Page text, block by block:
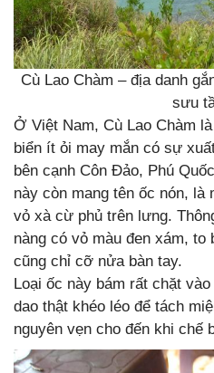
Cù Lao Chàm – địa danh
sưu
Ở Việt Nam, Cù Lao Chàm
biển ít ỏi may mắn có sự
bên cạnh Côn Đảo, Phú
này còn mang tên ốc nón, là
vỏ xà cừ phủ trên lưng.
nàng có vỏ màu đen xám, to
cũng chỉ cỡ nửa bàn tay.
Loại ốc này bám rất chặt
dao thật khéo léo để tách
nguyên vẹn cho đến khi chế